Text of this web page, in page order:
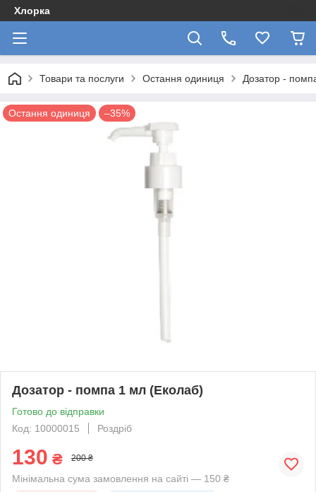
Хлорка
Товари та послуги Остання одиниця Дозатор -
Остання одиниця –35%
Дозатор - помпа 1 мл (Еколаб)
Готово до відправки
Код: 10000015
Роздріб
130 ₴ 200 ₴
Мінімальна сума замовлення на сайті — 150 ₴